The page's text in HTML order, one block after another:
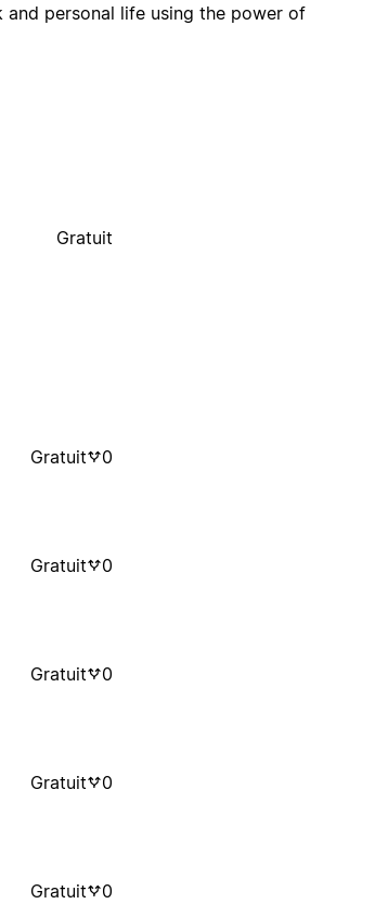
personal life using the power of
Gratuit
Gratuit 0
Gratuit 0
Gratuit 0
Gratuit 0
Gratuit 0